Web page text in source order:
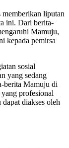
liputan
ini. Dari berita-
Mamuju,
kepada pemirsa
sosial
yang sedang
berita Mamuju di
profesional
diakses oleh